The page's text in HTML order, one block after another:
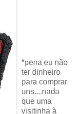
*pena eu não
ter dinheiro
para comprar
uns....nada
que uma
visitinha à